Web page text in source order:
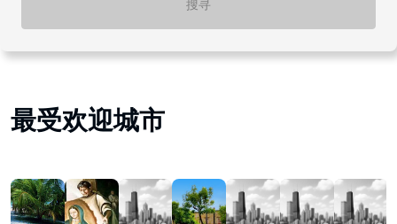
搜寻
最受欢迎城市